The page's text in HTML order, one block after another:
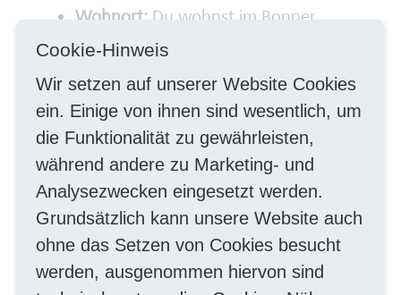
Wohnort: Du wohnst im Bonner
Einzugsgebiet oder kannst Dir gut
vorstellen, in die Region zu ziehen –
wir freuen uns auf Dich!
Freue Dich auf
Folgendes
Faires und attraktives Gesamtpaket:
Cookie-Hinweis
Wir setzen auf unserer Website Cookies
ein. Einige von ihnen sind wesentlich, um
die Funktionalität zu gewährleisten,
während andere zu Marketing- und
Analysezwecken eingesetzt werden.
Grundsätzlich kann unsere Website auch
ohne das Setzen von Cookies besucht
werden, ausgenommen hiervon sind